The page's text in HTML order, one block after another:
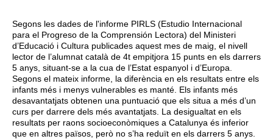
Segons les dades de l'informe PIRLS (Estudio Internacional
para el Progreso de la Comprensión Lectora) del Ministeri
d’Educació i Cultura publicades aquest mes de maig, el nivell
lector de l’alumnat català de 4t empitjora 15 punts en els darrers
5 anys, situant-se a la cua de l’Estat espanyol i d’Europa.
Segons el mateix informe, la diferència en els resultats entre els
infants més i menys vulnerables es manté. Els infants més
desavantatjats obtenen una puntuació que els situa a més d’un
curs per darrere dels més avantatjats. La desigualtat en els
resultats per raons socioeconòmiques a Catalunya és inferior
que en altres països, però no s’ha reduït en els darrers 5 anys.